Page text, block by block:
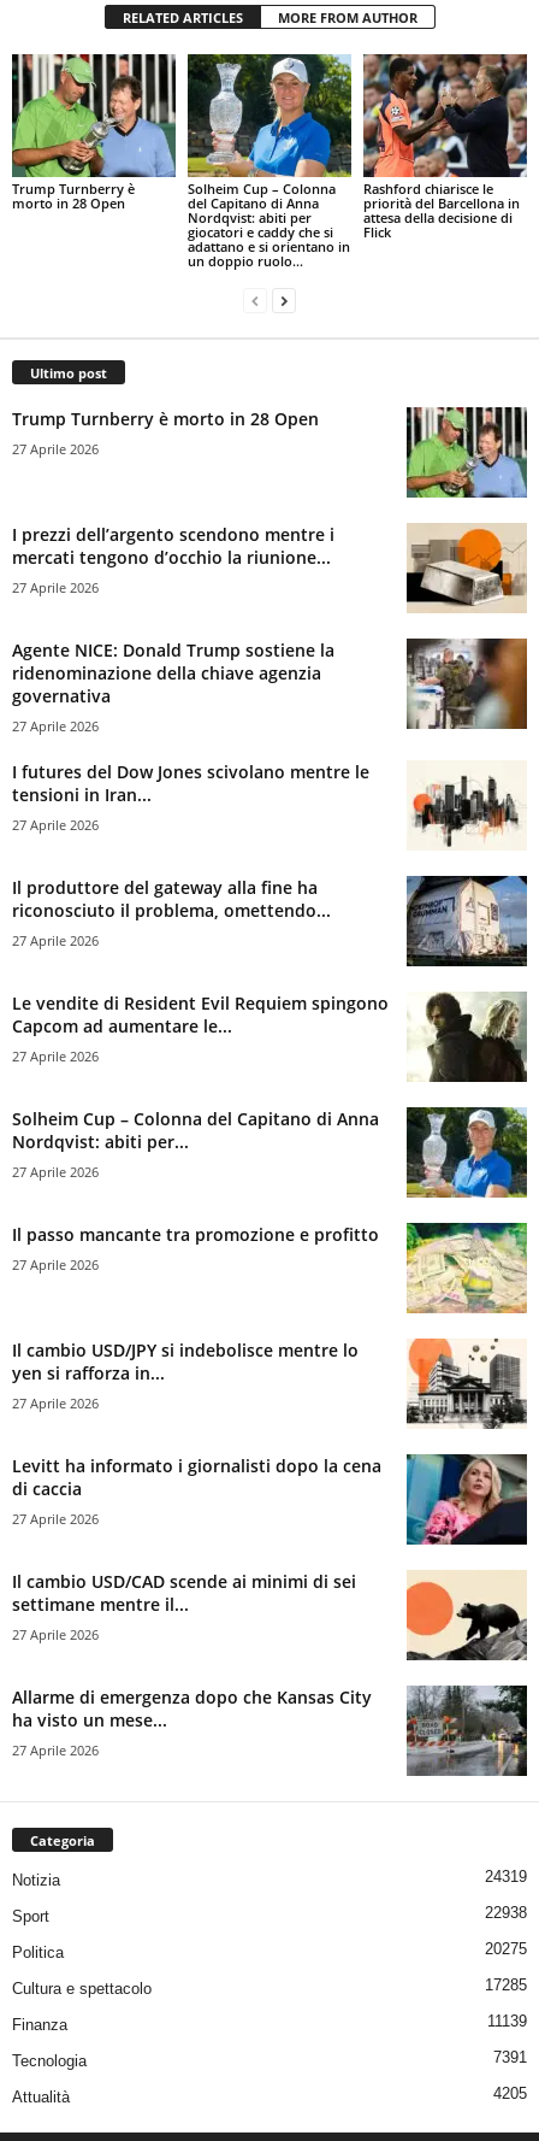
RELATED ARTICLES MORE FROM AUTHOR
Trump Turnberry è
morto in 28 Open
Solheim Cup – Colonna
del Capitano di Anna
Nordqvist: abiti per
giocatori e caddy che si
adattano e si orientano in
un doppio ruolo...
Rashford chiarisce le
priorità del Barcellona in
attesa della decisione di
Flick
Ultimo post
Trump Turnberry è morto in 28 Open
27 Aprile 2026
I prezzi dell’argento scendono mentre i
mercati tengono d’occhio la riunione...
27 Aprile 2026
Agente NICE: Donald Trump sostiene la
ridenominazione della chiave agenzia
governativa
27 Aprile 2026
I futures del Dow Jones scivolano mentre le
tensioni in Iran...
27 Aprile 2026
Il produttore del gateway alla fine ha
riconosciuto il problema, omettendo...
27 Aprile 2026
Le vendite di Resident Evil Requiem spingono
Capcom ad aumentare le...
27 Aprile 2026
Solheim Cup – Colonna del Capitano di Anna
Nordqvist: abiti per...
27 Aprile 2026
Il passo mancante tra promozione e profitto
27 Aprile 2026
Il cambio USD/JPY si indebolisce mentre lo
yen si rafforza in...
27 Aprile 2026
Levitt ha informato i giornalisti dopo la cena
di caccia
27 Aprile 2026
Il cambio USD/CAD scende ai minimi di sei
settimane mentre il...
27 Aprile 2026
Allarme di emergenza dopo che Kansas City
ha visto un mese...
27 Aprile 2026
Categoria
Notizia 24319
Sport 22938
Politica 20275
Cultura e spettacolo 17285
Finanza 11139
Tecnologia 7391
Attualità 4205